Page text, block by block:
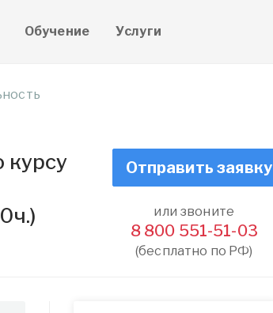
Обучение Услуги
курсу
Отправить заявку
или звоните
8 800 551-51-03
(бесплатно по РФ)